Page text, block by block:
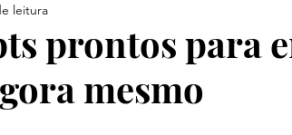
prontos para
mesmo
leitura
5 estrelas.